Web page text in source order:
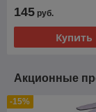
145 руб.
Купить
Акционные
-15%